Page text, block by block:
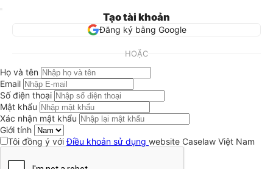
Tạo tài khoản
Đăng ký bằng Google
HOẶC
Họ và tên
Email
Số điện thoại
Mật khẩu
Xác nhận mật khẩu
Giới tính
Tôi đồng ý vớiĐiều khoản sử dụng website Caselaw Việt Nam